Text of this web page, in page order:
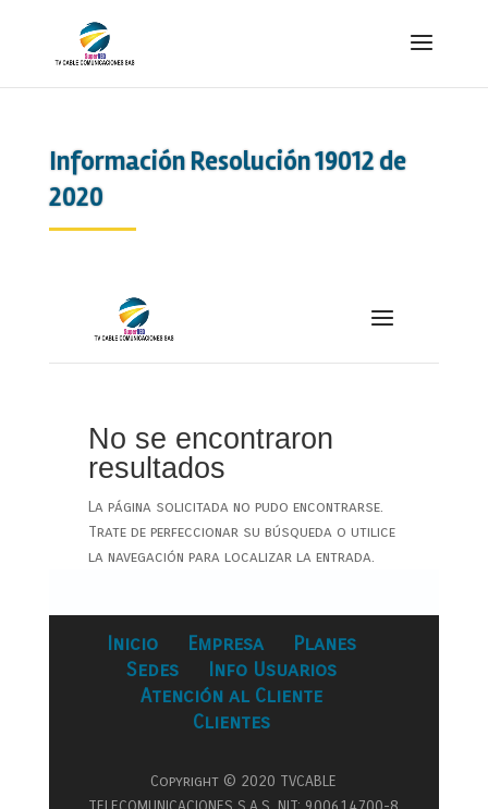
Información Resolución 19012 de
2020